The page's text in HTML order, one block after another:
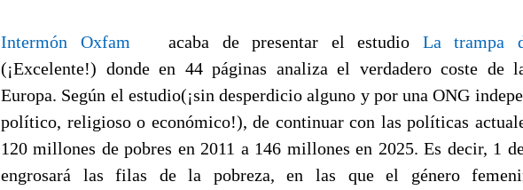
Intermón Oxfam acaba de presentar el estudio La trampa
(¡Excelente!) donde en 44 páginas analiza el verdadero coste de
Europa. Según el estudio(¡sin desperdicio alguno y por una ONG
político, religioso o económico!), de continuar con las políticas
120 millones de pobres en 2011 a 146 millones en 2025. Es decir, 1
engrosará las filas de la pobreza, en las que el género